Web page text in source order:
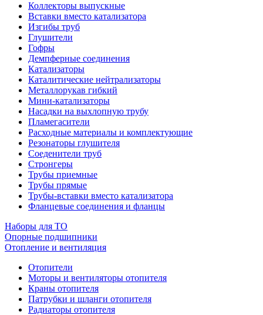
Коллекторы выпускные
Вставки вместо катализатора
Изгибы труб
Глушители
Гофры
Демпферные соединения
Катализаторы
Каталитические нейтрализаторы
Металлорукав гибкий
Мини-катализаторы
Насадки на выхлопную трубу
Пламегасители
Расходные материалы и комплектующие
Резонаторы глушителя
Соеденители труб
Стронгеры
Трубы приемные
Трубы прямые
Трубы-вставки вместо катализатора
Фланцевые соединения и фланцы
Наборы для ТО
Опорные подшипники
Отопление и вентиляция
Отопители
Моторы и вентиляторы отопителя
Краны отопителя
Патрубки и шланги отопителя
Радиаторы отопителя